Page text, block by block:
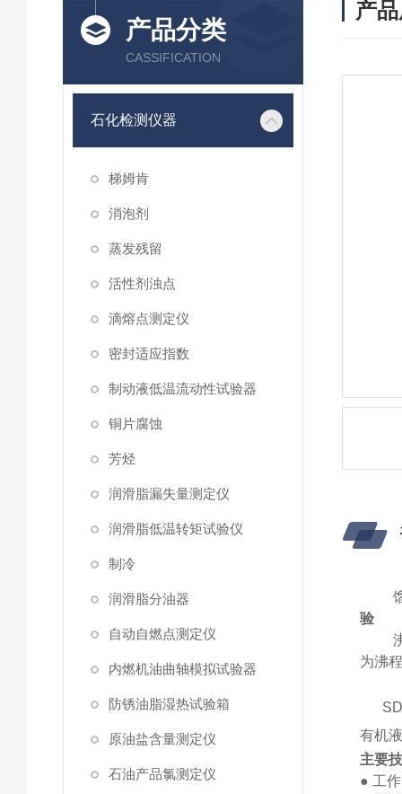
产品分类
CASSIFICATION
石化检测仪器
梯姆肯
消泡剂
蒸发残留
活性剂浊点
滴熔点测定仪
密封适应指数
制动液低温流动性试验器
铜片腐蚀
芳烃
润滑脂漏失量测定仪
润滑脂低温转矩试验仪
制冷
润滑脂分油器
自动自燃点测定仪
内燃机油曲轴模拟试验器
防锈油脂湿热试验箱
原油盐含量测定仪
石油产品氯测定仪
产
验
为沸
有机
主要
● 工